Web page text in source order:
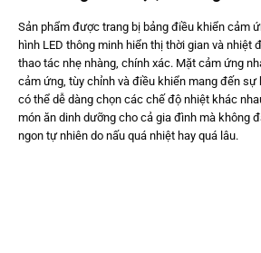
Sản phẩm được trang bị bảng điều khiển cảm
hình LED thông minh hiển thị thời gian và nhiệt
thao tác nhẹ nhàng, chính xác. Mặt cảm ứng
cảm ứng, tùy chỉnh và điều khiển mang đến sự
có thể dễ dàng chọn các chế độ nhiệt khác
món ăn dinh dưỡng cho cả gia đình mà không
ngon tự nhiên do nấu quá nhiệt hay quá lâu.